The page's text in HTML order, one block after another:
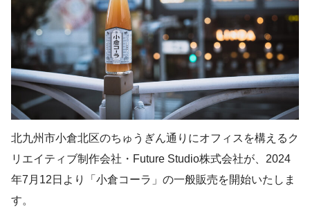
北九州市小倉北区のちゅうぎん通りにオフィスを構えるク
リエイティブ制作会社・Future Studio株式会社が、2024
年7月12日より「小倉コーラ」の一般販売を開始いたしま
す。